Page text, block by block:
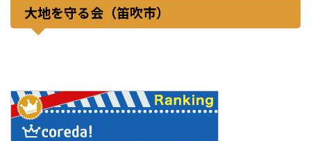
大地を守る会（笛吹市）